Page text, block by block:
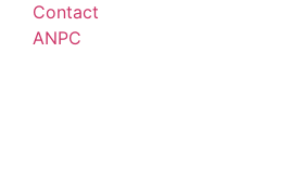
Contact
ANPC